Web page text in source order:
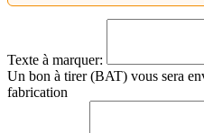
Texte à marquer:
Un bon à tirer (BAT) vous sera
fabrication